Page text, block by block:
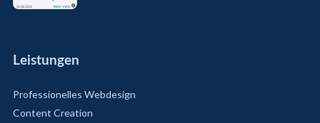
Leistungen
Professionelles Webdesign
Content Creation